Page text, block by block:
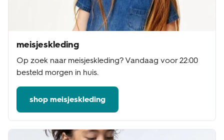
meisjeskleding
Op zoek naar meisjeskleding? Vandaag voor 22:00
besteld morgen in huis.
shop meisjeskleding